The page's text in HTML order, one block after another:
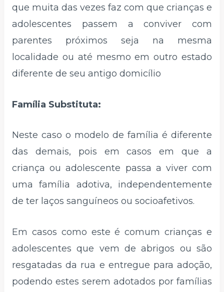
que muita das vezes faz com que crianças e
adolescentes passem a conviver com
parentes próximos seja na mesma
localidade ou até mesmo em outro estado
diferente de seu antigo domicílio
Família Substituta:
Neste caso o modelo de família é diferente
das demais, pois em casos em que a
criança ou adolescente passa a viver com
uma família adotiva, independentemente
de ter laços sanguíneos ou socioafetivos.
Em casos como este é comum crianças e
adolescentes que vem de abrigos ou são
resgatadas da rua e entregue para adoção,
podendo estes serem adotados por famílias